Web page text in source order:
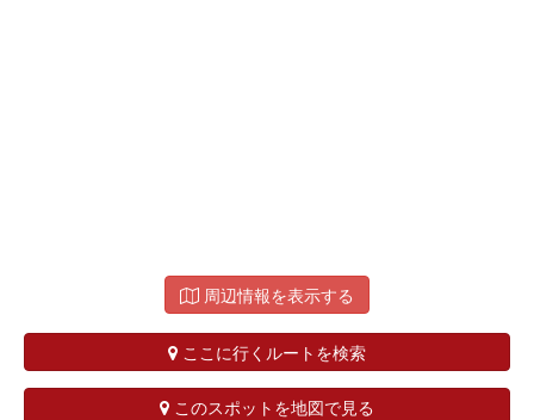
周辺情報を表示する
ここに行くルートを検索
このスポットを地図で見る